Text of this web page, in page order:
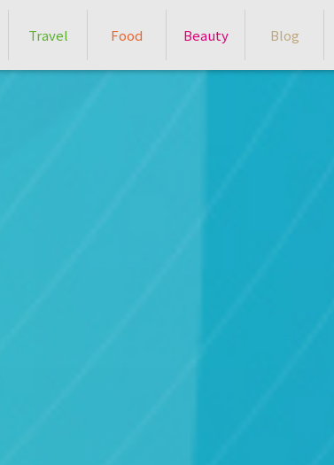
Travel Food Beauty Blog